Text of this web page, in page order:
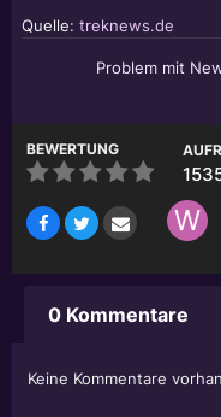
Quelle: treknews.de
Problem mit
BEWERTUNG
0 Kommentare
Keine Kommentare